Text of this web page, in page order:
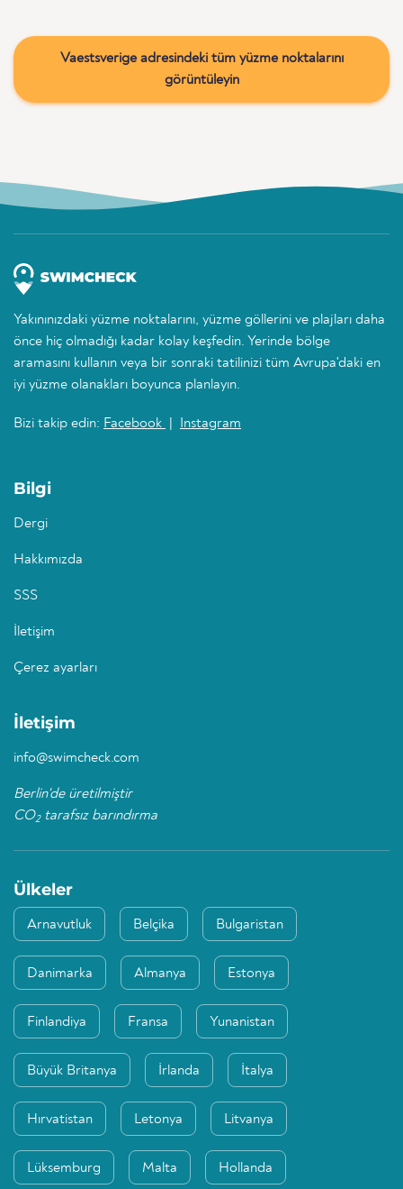
Vaestsverige adresindeki tüm yüzme noktalarını
görüntüleyin
Yakınınızdaki yüzme noktalarını, yüzme göllerini ve plajları daha
önce hiç olmadığı kadar kolay keşfedin. Yerinde bölge
aramasını kullanın veya bir sonraki tatilinizi tüm Avrupa'daki en
iyi yüzme olanakları boyunca planlayın.
Bizi takip edin: Facebook Instagram
Bilgi
Dergi
Hakkımızda
SSS
İletişim
Çerez ayarları
İletişim
info@swimcheck.com
Berlin'de üretilmiştir
CO2tarafsız barındırma
Ülkeler
Arnavutluk Belçika Bulgaristan
Danimarka Almanya Estonya
Finlandiya Fransa Yunanistan
Büyük Britanya İrlanda İtalya
Hırvatistan Letonya Litvanya
Lüksemburg Malta Hollanda